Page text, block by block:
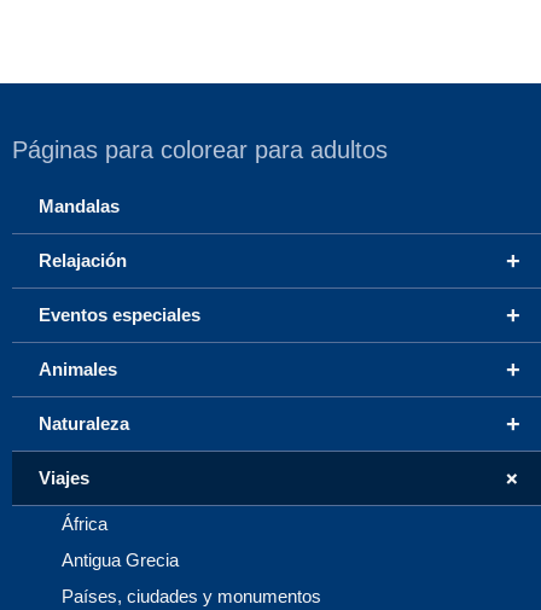
Páginas para colorear para adultos
Mandalas
+
Relajación
+
Eventos especiales
+
Animales
+
Naturaleza
+
Viajes
África
Antigua Grecia
Países, ciudades y monumentos